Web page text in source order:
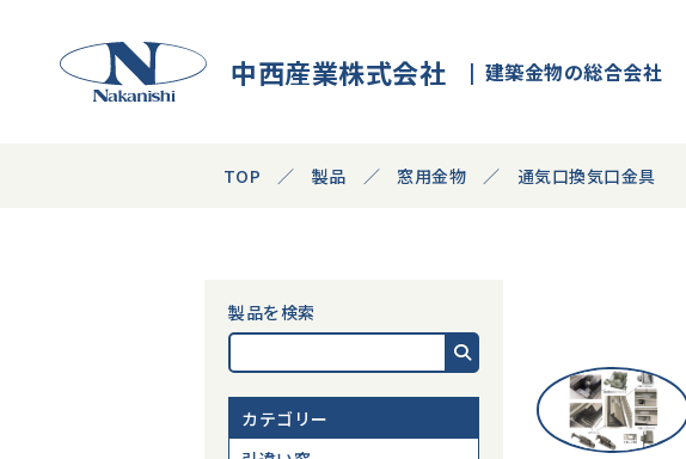
中西産業株式会社 建築金物の総合会社
TOP 製品 窓用金物 通気口換気口金具
製品を検索
カテゴリー